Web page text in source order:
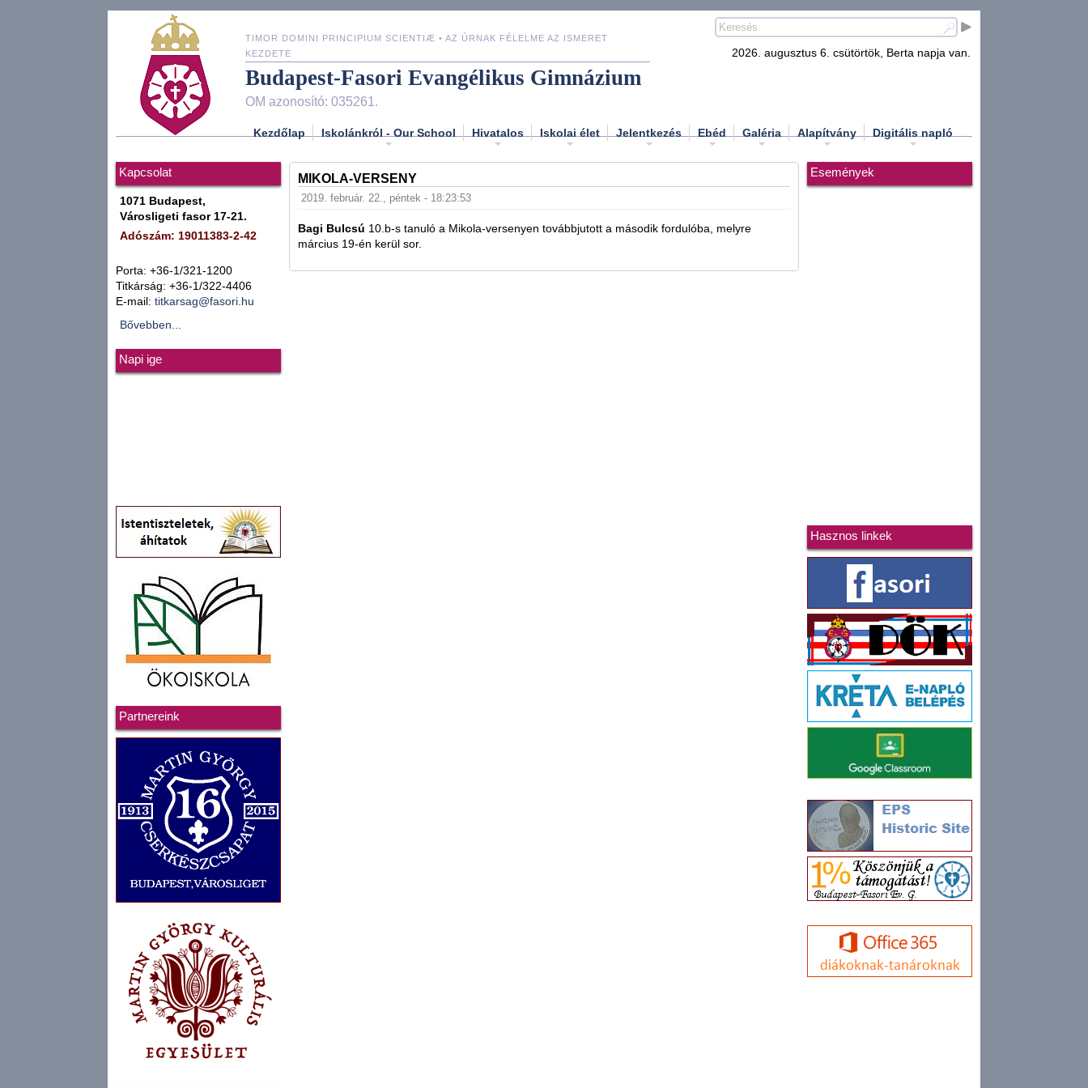
TIMOR DOMINI PRINCIPIUM SCIENTIÆ • AZ ÚRNAK FÉLELME AZ ISMERET
KEZDETE
Budapest-Fasori Evangélikus Gimnázium
OM azonosító: 035261.
2026. augusztus 6. csütörtök, Berta napja van.
Kezdőlap Iskolánkról - Our School Hivatalos Iskolai élet Jelentkezés Ebéd Galéria Alapítvány Digitális napló
Kapcsolat
1071 Budapest,
Városligeti fasor 17-21.
Adószám: 19011383-2-42
Porta: +36-1/321-1200
Titkárság: +36-1/322-4406
E-mail: titkarsag@fasori.hu
Bővebben...
Napi ige
Partnereink
MIKOLA-VERSENY
2019. február. 22., péntek - 18:23:53
Bagi Bulcsú 10.b-s tanuló a Mikola-versenyen továbbjutott a második fordulóba, melyre
március 19-én kerül sor.
Események
Hasznos linkek